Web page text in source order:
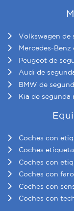
Volkswagen de
Mercedes-Benz
Peugeot de
Audi de
BMW de
Kia de segunda
Coches con
Coches
Coches con
Coches con
Coches con
Coches con